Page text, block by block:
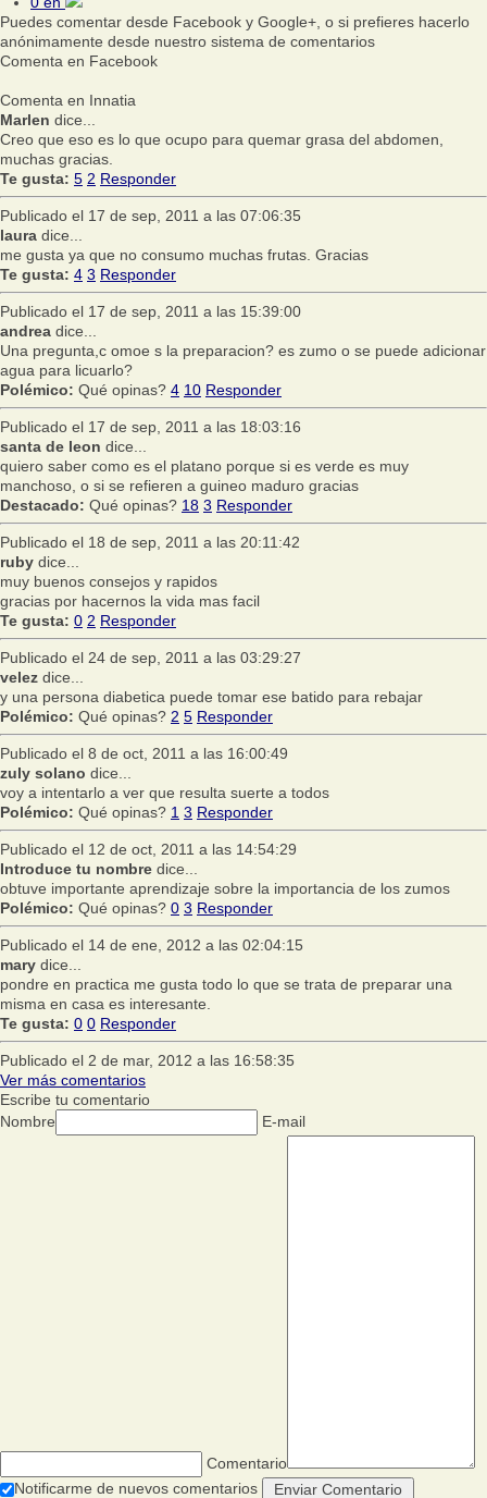
Puedes comentar desde Facebook y Google+, o si prefieres hacerlo
anónimamente desde nuestro sistema de comentarios
Comenta en Facebook
Comenta en Innatia
Marlen dice...
Creo que eso es lo que ocupo para quemar grasa del abdomen,
muchas gracias.
Te gusta: 5 2 Responder
Publicado el 17 de sep, 2011 a las 07:06:35
laura dice...
me gusta ya que no consumo muchas frutas. Gracias
Te gusta: 4 3 Responder
Publicado el 17 de sep, 2011 a las 15:39:00
andrea dice...
Una pregunta,c omoe s la preparacion? es zumo o se puede adicionar
agua para licuarlo?
Polémico: Qué opinas? 4 10 Responder
Publicado el 17 de sep, 2011 a las 18:03:16
santa de leon dice...
quiero saber como es el platano porque si es verde es muy
manchoso, o si se refieren a guineo maduro gracias
Destacado: Qué opinas? 18 3 Responder
Publicado el 18 de sep, 2011 a las 20:11:42
ruby dice...
muy buenos consejos y rapidos
gracias por hacernos la vida mas facil
Te gusta: 0 2 Responder
Publicado el 24 de sep, 2011 a las 03:29:27
velez dice...
y una persona diabetica puede tomar ese batido para rebajar
Polémico: Qué opinas? 2 5 Responder
Publicado el 8 de oct, 2011 a las 16:00:49
zuly solano dice...
voy a intentarlo a ver que resulta suerte a todos
Polémico: Qué opinas? 1 3 Responder
Publicado el 12 de oct, 2011 a las 14:54:29
Introduce tu nombre dice...
obtuve importante aprendizaje sobre la importancia de los zumos
Polémico: Qué opinas? 0 3 Responder
Publicado el 14 de ene, 2012 a las 02:04:15
mary dice...
pondre en practica me gusta todo lo que se trata de preparar una
misma en casa es interesante.
Te gusta: 0 0 Responder
Publicado el 2 de mar, 2012 a las 16:58:35
Ver más comentarios
Escribe tu comentario
Nombre
E-mail
Comentario
Notificarme de nuevos comentarios